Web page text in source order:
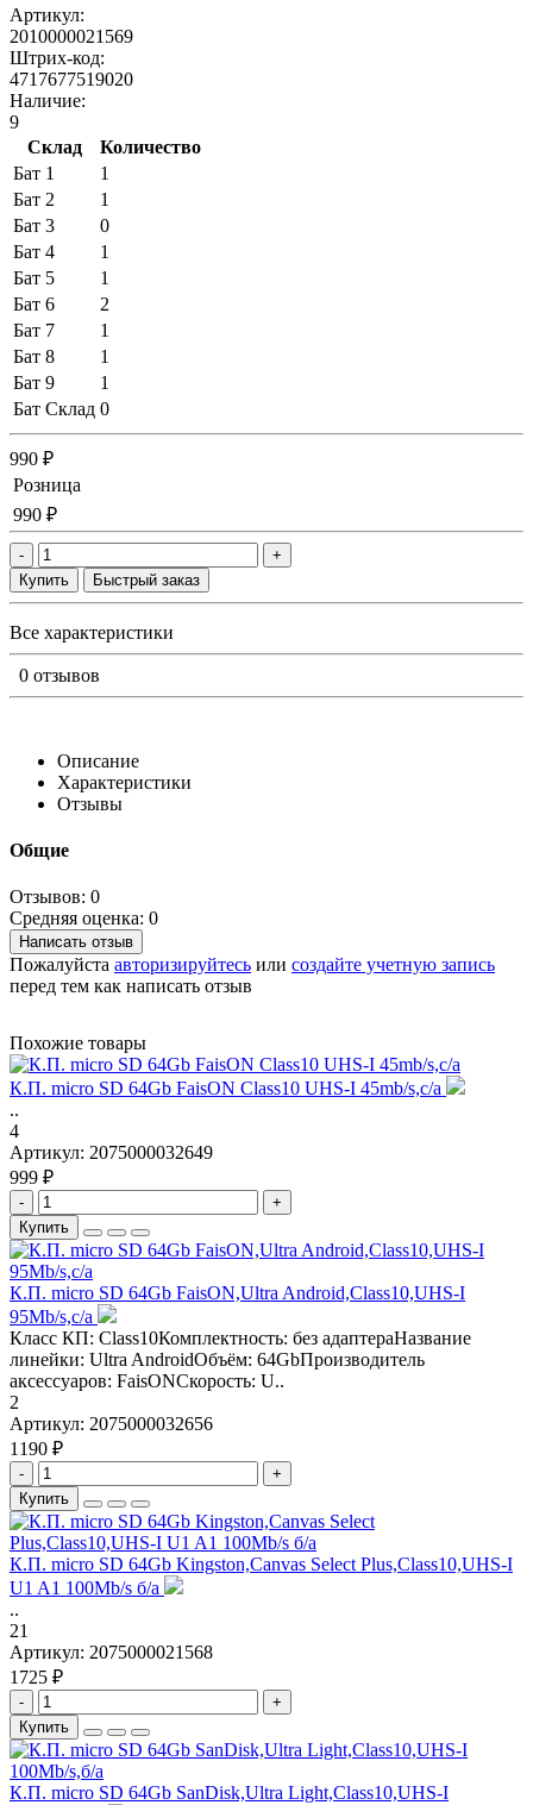
Артикул:
2010000021569
Штрих-код:
4717677519020
Наличие:
9
Склад
Количество
Бат 1
1
Бат 2
1
Бат 3
0
Бат 4
1
Бат 5
1
Бат 6
2
Бат 7
1
Бат 8
1
Бат 9
1
Бат Склад 0
990 ₽
Розница
990 ₽
-
+
Купить
Быстрый заказ
Все характеристики
0 отзывов
Описание
Характеристики
Отзывы
Общие
Отзывов: 0
Средняя оценка: 0
Написать отзыв
Пожалуйста авторизируйтесь или создайте учетную запись
перед тем как написать отзыв
Похожие товары
К.П. micro SD 64Gb FaisON Class10 UHS-I 45mb/s,c/а
..
4
Артикул: 2075000032649
999 ₽
-
+
Купить
К.П. micro SD 64Gb FaisON,Ultra Android,Class10,UHS-I
95Mb/s,c/а
Класс КП: Class10Комплектность: без адаптераНазвание
линейки: Ultra AndroidОбъём: 64GbПроизводитель
аксессуаров: FaisONСкорость: U..
2
Артикул: 2075000032656
1190 ₽
-
+
Купить
К.П. micro SD 64Gb Kingston,Canvas Select Plus,Class10,UHS-I
U1 A1 100Mb/s б/а
..
21
Артикул: 2075000021568
1725 ₽
-
+
Купить
К.П. micro SD 64Gb SanDisk,Ultra Light,Class10,UHS-I